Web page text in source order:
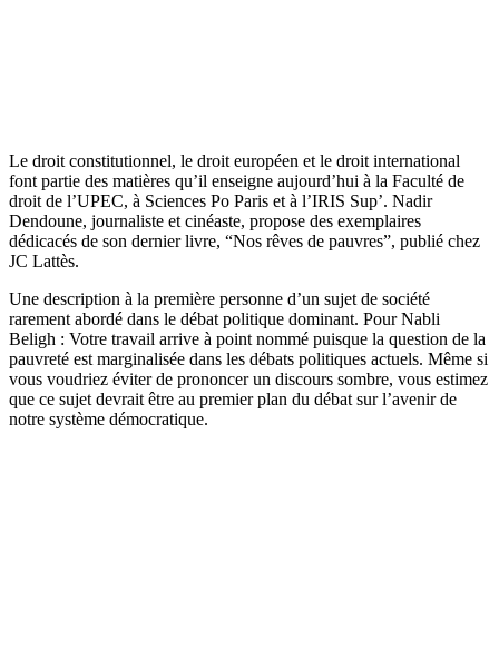
Le droit constitutionnel, le droit européen et le droit international
font partie des matières qu’il enseigne aujourd’hui à la Faculté de
droit de l’UPEC, à Sciences Po Paris et à l’IRIS Sup’. Nadir
Dendoune, journaliste et cinéaste, propose des exemplaires
dédicacés de son dernier livre, “Nos rêves de pauvres”, publié chez
JC Lattès.
Une description à la première personne d’un sujet de société
rarement abordé dans le débat politique dominant. Pour Nabli
Beligh : Votre travail arrive à point nommé puisque la question de la
pauvreté est marginalisée dans les débats politiques actuels. Même si
vous voudriez éviter de prononcer un discours sombre, vous estimez
que ce sujet devrait être au premier plan du débat sur l’avenir de
notre système démocratique.